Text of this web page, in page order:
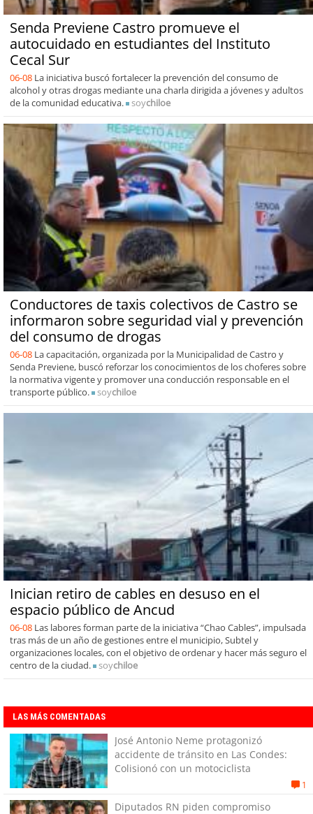
Senda Previene Castro promueve el
autocuidado en estudiantes del Instituto
Cecal Sur
06-08 La iniciativa buscó fortalecer la prevención del consumo de
alcohol y otras drogas mediante una charla dirigida a jóvenes y adultos
de la comunidad educativa.
soychiloe
Conductores de taxis colectivos de Castro se
informaron sobre seguridad vial y prevención
del consumo de drogas
06-08 La capacitación, organizada por la Municipalidad de Castro y
Senda Previene, buscó reforzar los conocimientos de los choferes sobre
la normativa vigente y promover una conducción responsable en el
transporte público.
soychiloe
Inician retiro de cables en desuso en el
espacio público de Ancud
06-08 Las labores forman parte de la iniciativa “Chao Cables”, impulsada
tras más de un año de gestiones entre el municipio, Subtel y
organizaciones locales, con el objetivo de ordenar y hacer más seguro el
centro de la ciudad.
soychiloe
LAS MÁS COMENTADAS
José Antonio Neme protagonizó
accidente de tránsito en Las Condes:
Colisionó con un motociclista
1
Diputados RN piden compromiso